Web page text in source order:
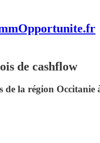
de cashflow
de la région Occitanie